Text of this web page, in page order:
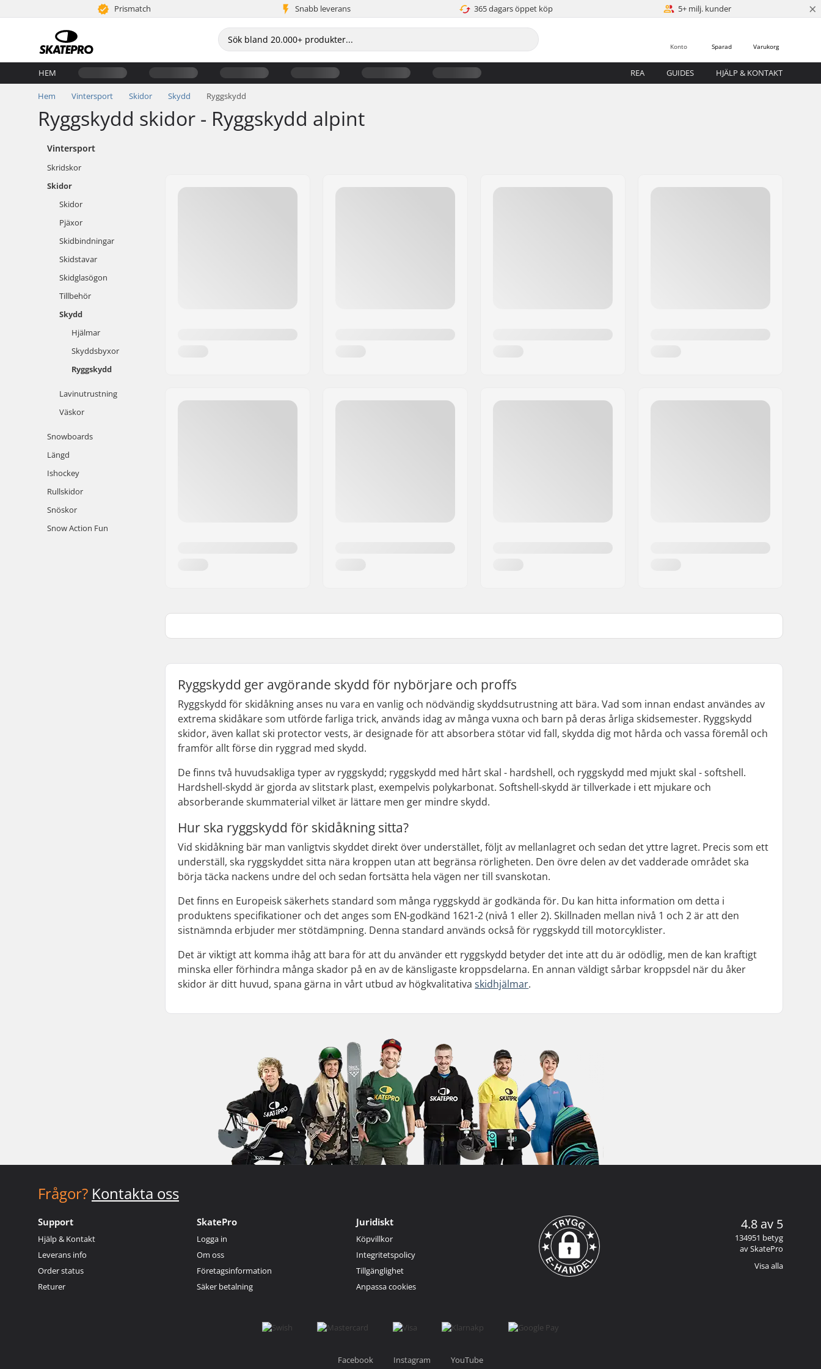
Prismatch Snabb leverans 365 dagars öppet köp 5+ milj. kunder ×
Varukorg
Sparad
Konto
HEM REA GUIDES HJÄLP & KONTAKT
Hem Vintersport Skidor Skydd Ryggskydd
Ryggskydd skidor - Ryggskydd alpint
Vintersport
Skridskor
Skidor
Skidor
Pjäxor
Skidbindningar
Skidstavar
Skidglasögon
Tillbehör
Skydd
Hjälmar
Skyddsbyxor
Ryggskydd
Lavinutrustning
Väskor
Snowboards
Längd
Ishockey
Rullskidor
Snöskor
Snow Action Fun
Ryggskydd ger avgörande skydd för nybörjare och proffs
Ryggskydd för skidåkning anses nu vara en vanlig och nödvändig skyddsutrustning att bära. Vad som innan endast användes av
extrema skidåkare som utförde farliga trick, används idag av många vuxna och barn på deras årliga skidsemester. Ryggskydd
skidor, även kallat ski protector vests, är designade för att absorbera stötar vid fall, skydda dig mot hårda och vassa föremål och
framför allt förse din ryggrad med skydd.
De finns två huvudsakliga typer av ryggskydd; ryggskydd med hårt skal - hardshell, och ryggskydd med mjukt skal - softshell.
Hardshell-skydd är gjorda av slitstark plast, exempelvis polykarbonat. Softshell-skydd är tillverkade i ett mjukare och
absorberande skummaterial vilket är lättare men ger mindre skydd.
Hur ska ryggskydd för skidåkning sitta?
Vid skidåkning bär man vanligtvis skyddet direkt över understället, följt av mellanlagret och sedan det yttre lagret. Precis som ett
underställ, ska ryggskyddet sitta nära kroppen utan att begränsa rörligheten. Den övre delen av det vadderade området ska
börja täcka nackens undre del och sedan fortsätta hela vägen ner till svanskotan.
Det finns en Europeisk säkerhets standard som många ryggskydd är godkända för. Du kan hitta information om detta i
produktens specifikationer och det anges som EN-godkänd 1621-2 (nivå 1 eller 2). Skillnaden mellan nivå 1 och 2 är att den
sistnämnda erbjuder mer stötdämpning. Denna standard används också för ryggskydd till motorcyklister.
Det är viktigt att komma ihåg att bara för att du använder ett ryggskydd betyder det inte att du är odödlig, men de kan kraftigt
minska eller förhindra många skador på en av de känsligaste kroppsdelarna. En annan väldigt sårbar kroppsdel när du åker
skidor är ditt huvud, spana gärna in vårt utbud av högkvalitativaskidhjälmar.
Frågor? Kontakta oss
Support
Hjälp & Kontakt
Leverans info
Order status
Returer
SkatePro
Logga in
Om oss
Företagsinformation
Säker betalning
Juridiskt
Köpvillkor
Integritetspolicy
Tillgänglighet
Anpassa cookies
4.8 av 5
134951 betyg
av SkatePro
Visa alla
Facebook Instagram YouTube